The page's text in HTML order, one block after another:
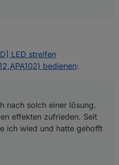
installiert und leider kann ich
LED streifen
bedienen:
nach solch einer lösung.
effekten zufrieden. Seit
ich wled und hatte gehofft